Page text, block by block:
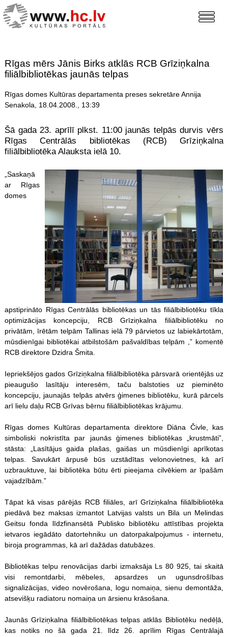
Rīgas mērs Jānis Birks atklās RCB Grīziņkalna
filiālbibliotēkas jaunās telpas
Rīgas domes Kultūras departamenta preses sekretāre Annija
Senakola, 18.04.2008., 13:39
Šā gada 23. aprīlī plkst. 11:00 jaunās telpās durvis vērs
Rīgas Centrālās bibliotēkas (RCB) Grīziņkalna
filiālbibliotēka Alauksta ielā 10.
„Saskaņā
ar Rīgas
domes
apstiprināto Rīgas Centrālās bibliotēkas un tās filiālbibliotēku tīkla
optimizācijas koncepciju, RCB Grīziņkalna filiālbibliotēku no
privātām, īrētām telpām Tallinas ielā 79 pārvietos uz labiekārtotām,
mūsdienīgai bibliotēkai atbilstošām pašvaldības telpām ,” komentē
RCB direktore Dzidra Šmita.
Iepriekšējos gados Grīziņkalna filiālbibliotēka pārsvarā orientējās uz
pieaugušo lasītāju interesēm, taču balstoties uz pieminēto
koncepciju, jaunajās telpās atvērs ģimenes bibliotēku, kurā pārcels
arī lielu daļu RCB Grīvas bērnu filiālbibliotēkas krājumu.
Rīgas domes Kultūras departamenta direktore Diāna Čivle, kas
simboliski nokristīta par jaunās ģimenes bibliotēkas „krustmāti”,
stāsta: „Lasītājus gaida plašas, gaišas un mūsdienīgi aprīkotas
telpas. Savukārt ārpusē būs uzstādītas velonovietnes, kā arī
uzbrauktuve, lai bibliotēka būtu ērti pieejama cilvēkiem ar īpašām
vajadzībām.”
Tāpat kā visas pārējās RCB filiāles, arī Grīziņkalna filiālbibliotēka
piedāvā bez maksas izmantot Latvijas valsts un Bila un Melindas
Geitsu fonda līdzfinansētā Publisko bibliotēku attīstības projekta
ietvaros iegādāto datortehniku un datorpakalpojumus - internetu,
biroja programmas, kā arī dažādas datubāzes.
Bibliotēkas telpu renovācijas darbi izmaksāja Ls 80 925, tai skaitā
visi remontdarbi, mēbeles, apsardzes un ugunsdrošības
signalizācijas, video novērošana, logu nomaiņa, sienu demontāža,
atsevišķu radiatoru nomaiņa un ārsienu krāsošana.
Jaunās Grīziņkalna filiālbibliotēkas telpas atklās Bibliotēku nedēļā,
kas notiks no šā gada 21. līdz 26. aprīlim Rīgas Centrālajā